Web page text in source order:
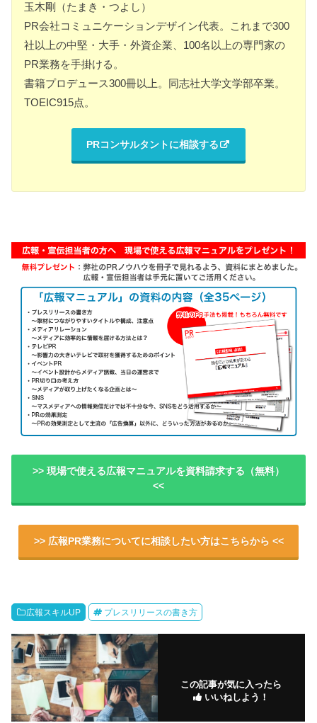
玉木剛（たまき・つよし）
PR会社コミュニケーションデザイン代表。これまで300
社以上の中堅・大手・外資企業、100名以上の専門家の
PR業務を手掛ける。
書籍プロデュース300冊以上。同志社大学文学部卒業。
TOEIC915点。
PRコンサルタントに相談する
>> 現場で使える広報マニュアルを資料請求する（無料）
<<
>> 広報PR業務についてに相談したい方はこちらから <<
広報スキルUP プレスリリースの書き方
この記事が気に入ったら
いいねしよう！